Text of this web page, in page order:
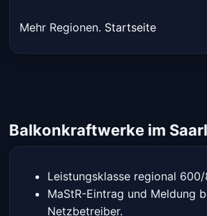
Mehr Regionen. Startseite
Balkonkraftwerke im
Leistungsklasse regional 600/
MaStR-Eintrag und Meldung
Netzbetreiber.